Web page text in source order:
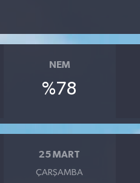
NEM
%78
25 MART
ÇARŞAMBA